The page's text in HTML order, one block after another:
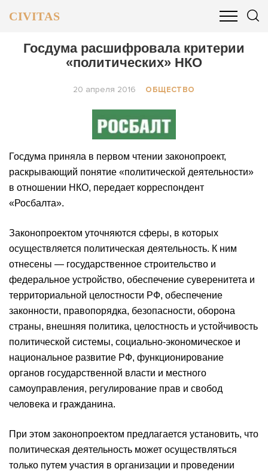
CIVITAS
ОБЩЕСТВО БИЗНЕС И ФИНАНСЫ
Госдума расшифровала критерии
«политических» НКО
20 апреля 2016 ОБЩЕСТВО
Госдума приняла в первом чтении законопроект,
раскрывающий понятие «политической деятельности»
в отношении НКО, передает корреспондент
«Росбалта».
Законопроектом уточняются сферы, в которых
осуществляется политическая деятельность. К ним
отнесены — государственное строительство и
федеральное устройство, обеспечение суверенитета и
территориальной целостности РФ, обеспечение
законности, правопорядка, безопасности, оборона
страны, внешняя политика, целостность и устойчивость
политической системы, социально-экономическое и
национальное развитие РФ, функционирование
органов государственной власти и местного
самоуправления, регулирование прав и свобод
человека и гражданина.
При этом законопроектом предлагается установить, что
политическая деятельность может осуществляться
только путем участия в организации и проведении